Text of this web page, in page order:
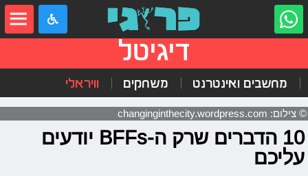
דיגיטל
מחשבים ואינטרנט משחקים וויראלי
© צילום: changinginthecity.wordpress.com
10 הדברים שרק ה-BFFs יודעים
עליכם